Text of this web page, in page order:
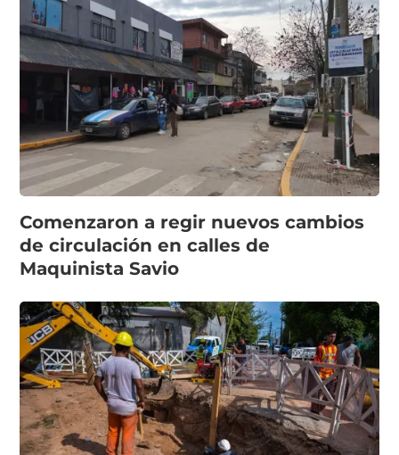
Comenzaron a regir nuevos cambios
de circulación en calles de
Maquinista Savio